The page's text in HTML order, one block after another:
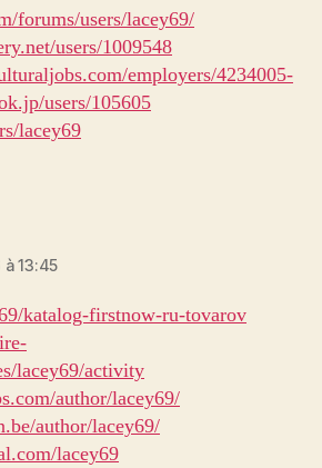
forums/users/lacey69/
users/1009548
employers/4234005-
users/105605
lacey69
:
13:45
katalog-firstnow-ru-tovarov
lacey69/activity
author/lacey69/
author/lacey69/
lacey69